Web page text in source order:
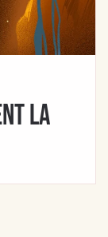
la